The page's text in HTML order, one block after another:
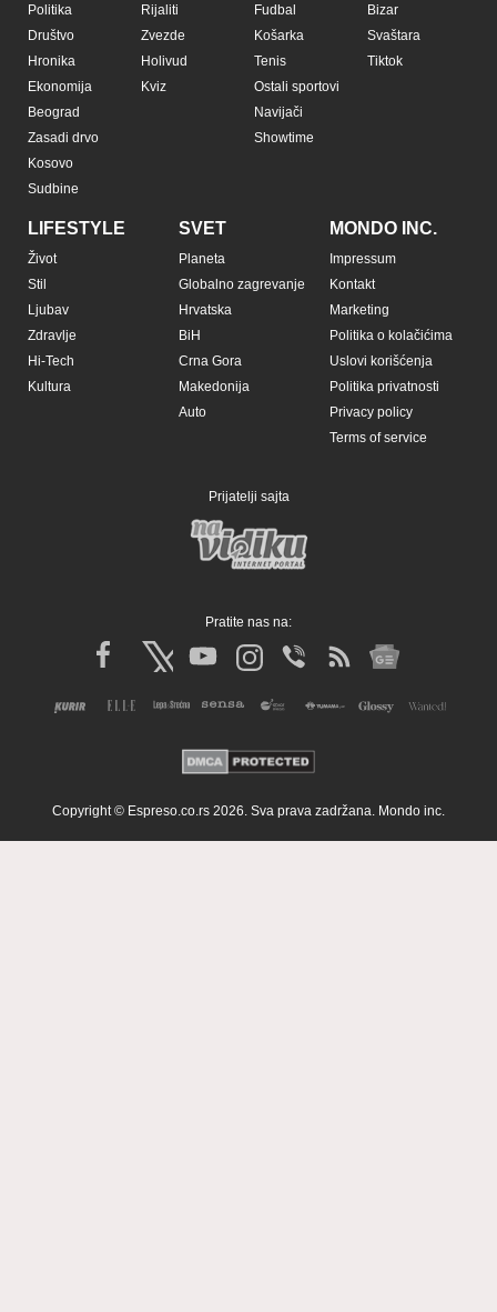
Politika
Društvo
Hronika
Ekonomija
Beograd
Zasadi drvo
Kosovo
Sudbine
Rijaliti
Zvezde
Holivud
Kviz
Fudbal
Košarka
Tenis
Ostali sportovi
Navijači
Showtime
Bizar
Svaštara
Tiktok
LIFESTYLE
Život
Stil
Ljubav
Zdravlje
Hi-Tech
Kultura
SVET
Planeta
Globalno zagrevanje
Hrvatska
BiH
Crna Gora
Makedonija
Auto
MONDO INC.
Impressum
Kontakt
Marketing
Politika o kolačićima
Uslovi korišćenja
Politika privatnosti
Privacy policy
Terms of service
Prijatelji sajta
Pratite nas na:
Copyright © Espreso.co.rs 2026. Sva prava zadržana. Mondo inc.